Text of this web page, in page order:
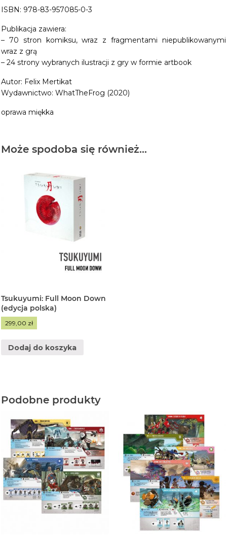
ISBN: 978-83-957085-0-3
Publikacja zawiera:
– 70 stron komiksu, wraz z fragmentami niepublikowanymi
wraz z grą
– 24 strony wybranych ilustracji z gry w formie artbook
Autor: Felix Mertikat
Wydawnictwo: WhatTheFrog (2020)
oprawa miękka
Może spodoba się również…
Tsukuyumi: Full Moon Down
(edycja polska)
299,00 zł
Dodaj do koszyka
Podobne produkty